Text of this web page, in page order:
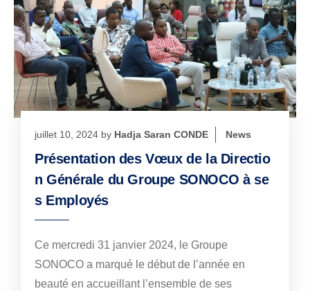
juillet 10, 2024 by Hadja Saran CONDE News
Présentation des Vœux de la Directio
n Générale du Groupe SONOCO à se
s Employés
Ce mercredi 31 janvier 2024, le Groupe
SONOCO a marqué le début de l’année en
beauté en accueillant l’ensemble de ses